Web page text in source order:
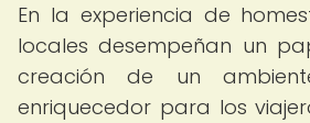
En la experiencia de
locales desempeñan un
creación de un
enriquecedor para los